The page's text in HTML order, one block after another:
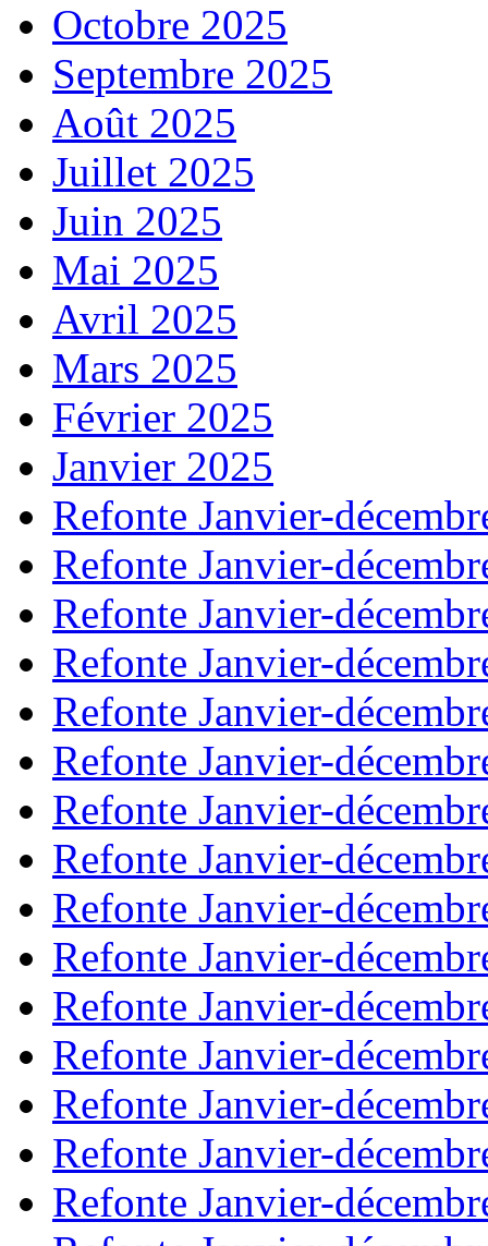
Octobre 2025
Septembre 2025
Août 2025
Juillet 2025
Juin 2025
Mai 2025
Avril 2025
Mars 2025
Février 2025
Janvier 2025
Refonte Janvier-
Refonte Janvier-
Refonte Janvier-
Refonte Janvier-
Refonte Janvier-
Refonte Janvier-
Refonte Janvier-
Refonte Janvier-
Refonte Janvier-
Refonte Janvier-
Refonte Janvier-
Refonte Janvier-
Refonte Janvier-
Refonte Janvier-
Refonte Janvier-